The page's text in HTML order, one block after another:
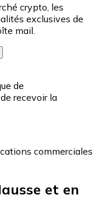
crypto, les
exclusives de
mail.
de
recevoir la
commerciales
et en